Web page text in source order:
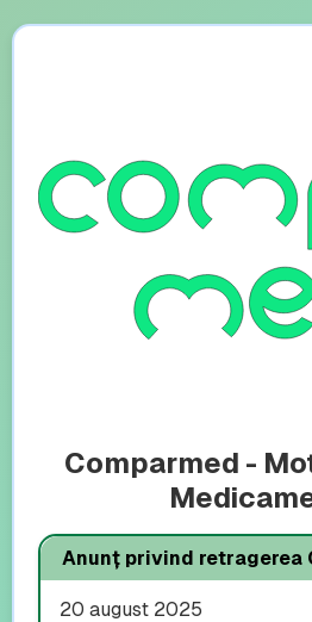
Comparmed -
Anunț privind retragerea
20 august 2025